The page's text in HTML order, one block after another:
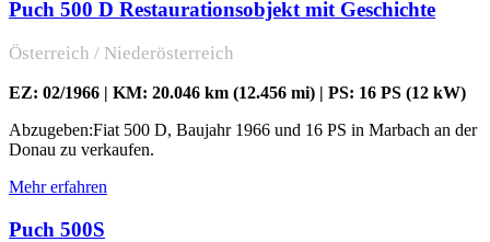
Puch 500 D Restaurationsobjekt mit Geschichte
Österreich / Niederösterreich
EZ: 02/1966 | KM: 20.046 km (12.456 mi) | PS: 16 PS (12 kW)
Abzugeben:Fiat 500 D, Baujahr 1966 und 16 PS in Marbach an der
Donau zu verkaufen.
Mehr erfahren
Puch 500S